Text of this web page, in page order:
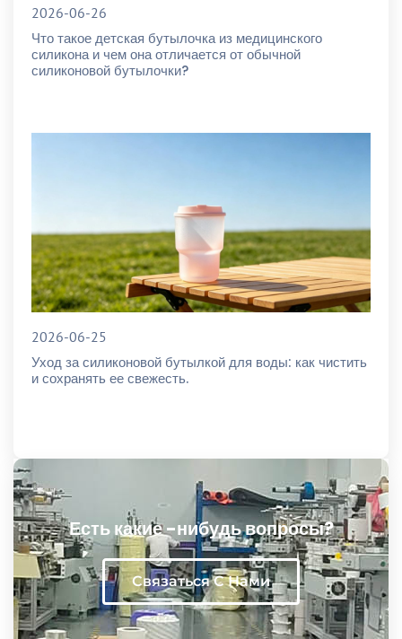
2026-06-26
Что такое детская бутылочка из медицинского
силикона и чем она отличается от обычной
силиконовой бутылочки?
2026-06-25
Уход за силиконовой бутылкой для воды: как чистить
и сохранять ее свежесть.
Есть какие -нибудь вопросы?
Связаться С Нами